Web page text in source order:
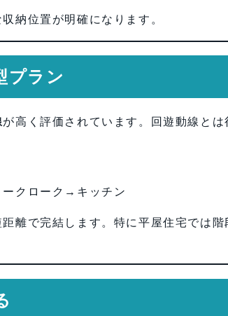
納位置が明確になります。
プラン
が高く評価されています。回遊動線とは
クローク→キッチン
離で完結します。特に平屋住宅では階